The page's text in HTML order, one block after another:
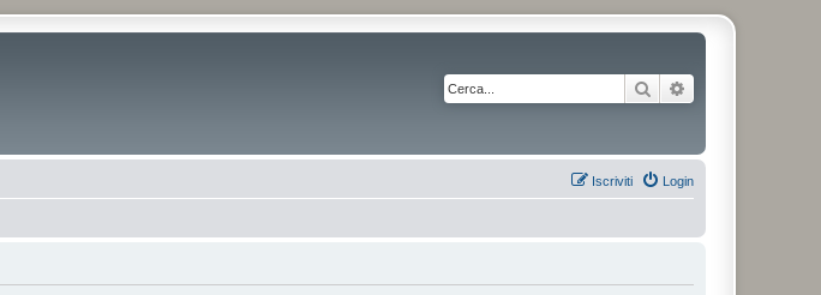
Cerca
Login
Iscriviti